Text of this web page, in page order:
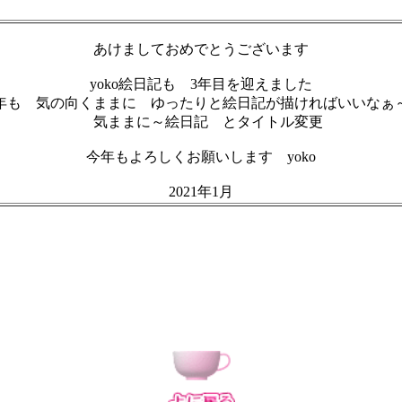
あけましておめでとうございます
yoko絵日記も 3年目を迎えました
も 気の向くままに ゆったりと絵日記が描ければいいなぁ
気ままに～絵日記 とタイトル変更
今年もよろしくお願いします yoko
2021年1月